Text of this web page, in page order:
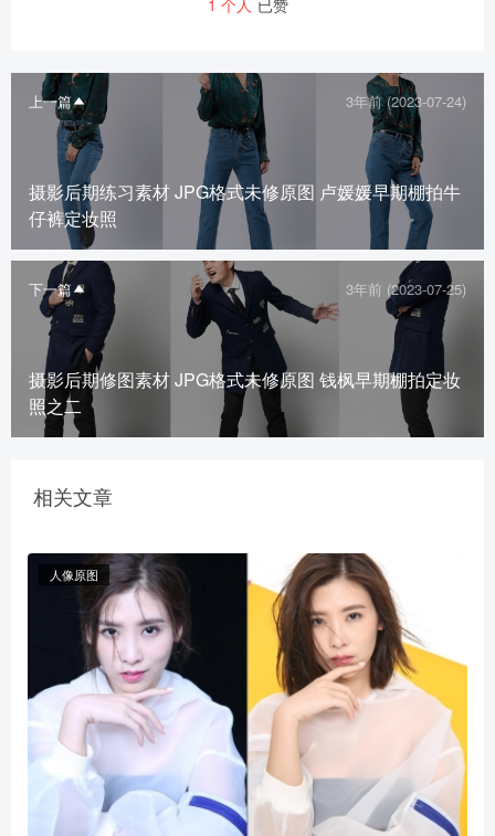
1 个人 已赞
上一篇 3年前 (2023-07-24)
摄影后期练习素材 JPG格式未修原图 卢媛媛早期棚拍牛
仔裤定妆照
下一篇 3年前 (2023-07-25)
摄影后期修图素材 JPG格式未修原图 钱枫早期棚拍定妆
照之二
相关文章
人像原图